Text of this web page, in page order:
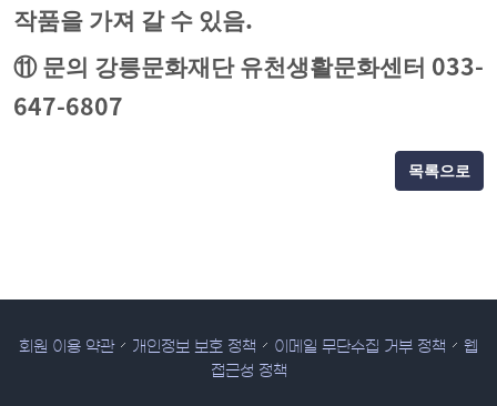
작품을 가져 갈 수 있음.
⑪ 문의 강릉문화재단 유천생활문화센터 033-
647-6807
목록으로
회원 이용 약관 개인정보 보호 정책 이메일 무단수집 거부 정책
웹
접근성 정책